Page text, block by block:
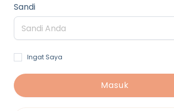
Sandi
Ingat Saya
Masuk